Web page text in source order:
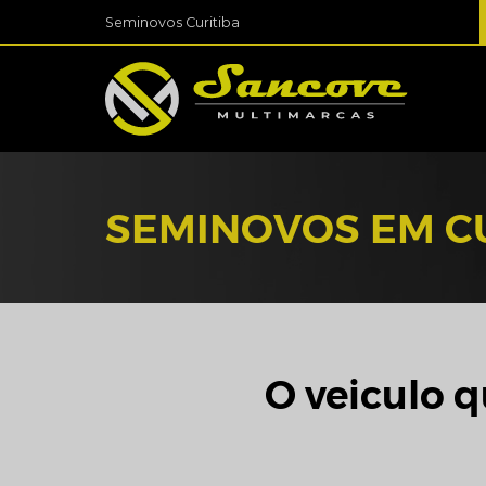
Seminovos Curitiba
SEMINOVOS EM
O veiculo